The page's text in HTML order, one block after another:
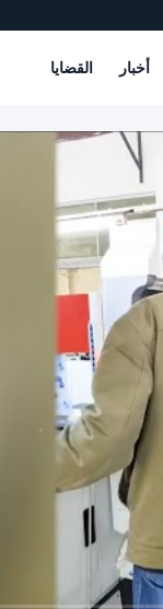
أخبار القضايا